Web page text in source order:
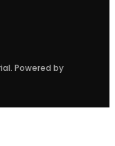
Powered by